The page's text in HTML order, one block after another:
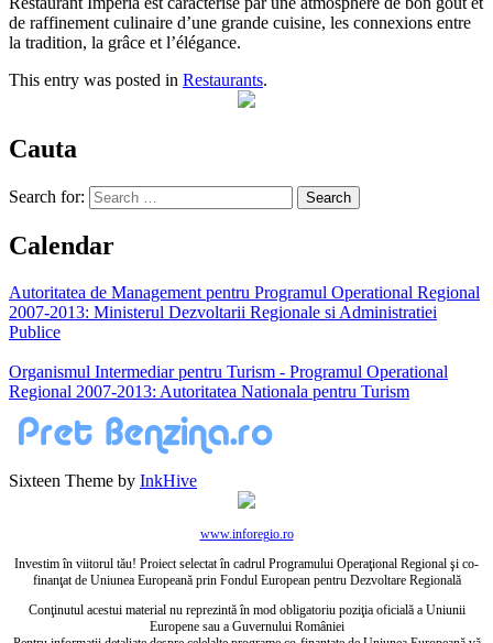
de raffinement culinaire d’une grande cuisine, les connexions entre
la tradition, la grâce et l’élégance.
This entry was posted in Restaurants.
Cauta
Search for:
Calendar
Autoritatea de Management pentru Programul Operational Regional
2007-2013: Ministerul Dezvoltarii Regionale si Administratiei
Publice
Organismul Intermediar pentru Turism - Programul Operational
Regional 2007-2013: Autoritatea Nationala pentru Turism
Sixteen Theme by InkHive
www.inforegio.ro
Investim în viitorul tău! Proiect selectat în cadrul Programului Operaţional Regional şi co-
finanţat de Uniunea Europeană prin Fondul European pentru Dezvoltare Regională
Conţinutul acestui material nu reprezintă în mod obligatoriu poziţia oficială a Uniunii
Europene sau a Guvernului României